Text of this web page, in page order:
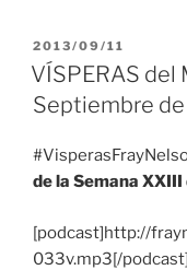
PUBLICADO
EL
2013/09/11
VÍSPERAS del
Septiembre
de la Semana
[podcast]http://
033v.mp3[/podcast]